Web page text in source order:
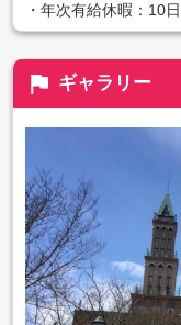
・年次有給休暇：10
flag ギャラリー